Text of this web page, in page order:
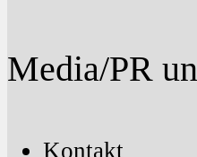
Media/PR
Kontakt